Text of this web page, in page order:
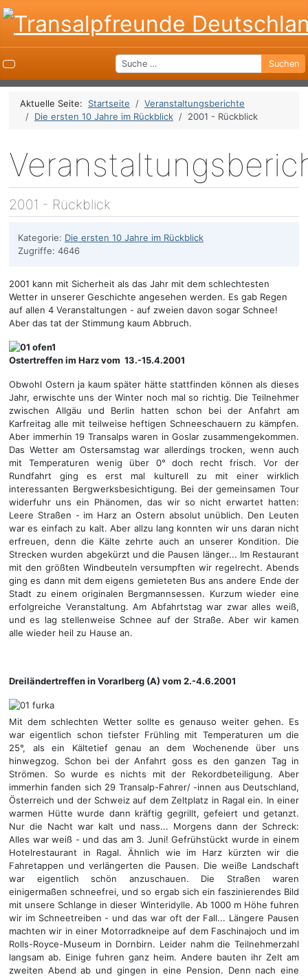
Suchen Suchen
Aktuelle Seite: Startseite
Veranstaltungsberichte
Die ersten 10 Jahre im Rückblick
2001 - Rückblick
2001 - Rückblick
Kategorie: Die ersten 10 Jahre im Rückblick
Zugriffe: 4646
2001 kann mit Sicherheit als das Jahr mit dem schlechtesten
Wetter in unserer Geschichte angesehen werden. Es gab Regen
auf allen 4 Veranstaltungen - auf zweien davon sogar Schnee!
Aber das tat der Stimmung kaum Abbruch.
Ostertreffen im Harz vom 13.-15.4.2001
Obwohl Ostern ja kaum später hätte stattfinden können als dieses
Jahr, erwischte uns der Winter noch mal so richtig. Die Teilnehmer
zwischen Allgäu und Berlin hatten schon bei der Anfahrt am
Karfreitag alle mit teilweise heftigen Schneeschauern zu kämpfen.
Aber immerhin 19 Transalps waren in Goslar zusammengekommen.
Das Wetter am Ostersamstag war allerdings trocken, wenn auch
mit Temperaturen wenig über 0° doch recht frisch. Vor der
Rundfahrt ging es erst mal kulturell zu mit einer wirklich
interessanten Bergwerksbesichtigung. Bei der gemeinsamen Tour
widerfuhr uns ein Phänomen, das wir so nicht erwartet hatten:
Leere Straßen - im Harz an Ostern absolut unüblich. Den Leuten
war es einfach zu kalt. Aber allzu lang konnten wir uns daran nicht
erfreuen, denn die Kälte zehrte auch an unserer Kondition. Die
Strecken wurden abgekürzt und die Pausen länger... Im Restaurant
mit den größten Windbeuteln versumpften wir regelrecht. Abends
ging es dann mit dem eigens gemieteten Bus ans andere Ende der
Stadt zu einem originalen Bergmannsessen. Kurzum wieder eine
erfolgreiche Veranstaltung. Am Abfahrtstag war zwar alles weiß,
und es lag stellenweise Schnee auf der Straße. Aber wir kamen
alle wieder heil zu Hause an.
Dreiländertreffen in Vorarlberg (A) vom 2.-4.6.2001
Mit dem schlechten Wetter sollte es genauso weiter gehen. Es
war eigentlich schon tiefster Frühling mit Temperaturen um die
25°, als ein Kältetief genau an dem Wochenende über uns
hinwegzog. Schon bei der Anfahrt goss es den ganzen Tag in
Strömen. So wurde es nichts mit der Rekordbeteiligung. Aber
immerhin fanden sich 29 Transalp-Fahrer/ -innen aus Deutschland,
Österreich und der Schweiz auf dem Zeltplatz in Ragal ein. In einer
warmen Hütte wurde dann kräftig gegrillt, gefeiert und getanzt.
Nur die Nacht war kalt und nass... Morgens dann der Schreck:
Alles war weiß - und das am 3. Juni! Gefrühstückt wurde in einem
Hotelrestaurant in Ragal. Ähnlich wie im Harz kürzten wir die
Fahretappen und verlängerten die Pausen. Die weiße Landschaft
war eigentlich schön anzuschauen. Die Straßen waren
einigermaßen schneefrei, und so ergab sich ein faszinierendes Bild
mit unsere Schlange in dieser Winteridylle. Ab 1000 m Höhe fuhren
wir im Schneetreiben - und das war oft der Fall... Längere Pausen
machten wir in einer Motorradkneipe auf dem Faschinajoch und im
Rolls-Royce-Museum in Dornbirn. Leider nahm die Teilnehmerzahl
langsam ab. Einige fuhren ganz heim. Andere bauten ihr Zelt am
zweiten Abend ab und gingen in eine Pension. Denn nach eine